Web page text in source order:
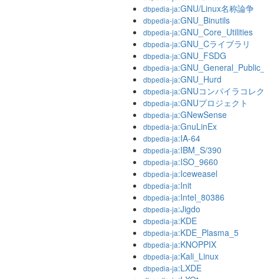
dbpedia-ja:GNU/Linux名称論争
dbpedia-ja:GNU_Binutils
dbpedia-ja:GNU_Core_Utilities
dbpedia-ja:GNU_Cライブラリ
dbpedia-ja:GNU_FSDG
dbpedia-ja
dbpedia-ja:GNU_Hurd
dbpedia-ja:GNUコンパイラコレ
dbpedia-ja:GNUプロジェクト
dbpedia-ja:GNewSense
dbpedia-ja:GnuLinEx
dbpedia-ja:IA-64
dbpedia-ja:IBM_S/390
dbpedia-ja:ISO_9660
dbpedia-ja:Iceweasel
dbpedia-ja:Init
dbpedia-ja:Intel_80386
dbpedia-ja:Jigdo
dbpedia-ja:KDE
dbpedia-ja:KDE_Plasma_5
dbpedia-ja:KNOPPIX
dbpedia-ja:Kali_Linux
dbpedia-ja:LXDE